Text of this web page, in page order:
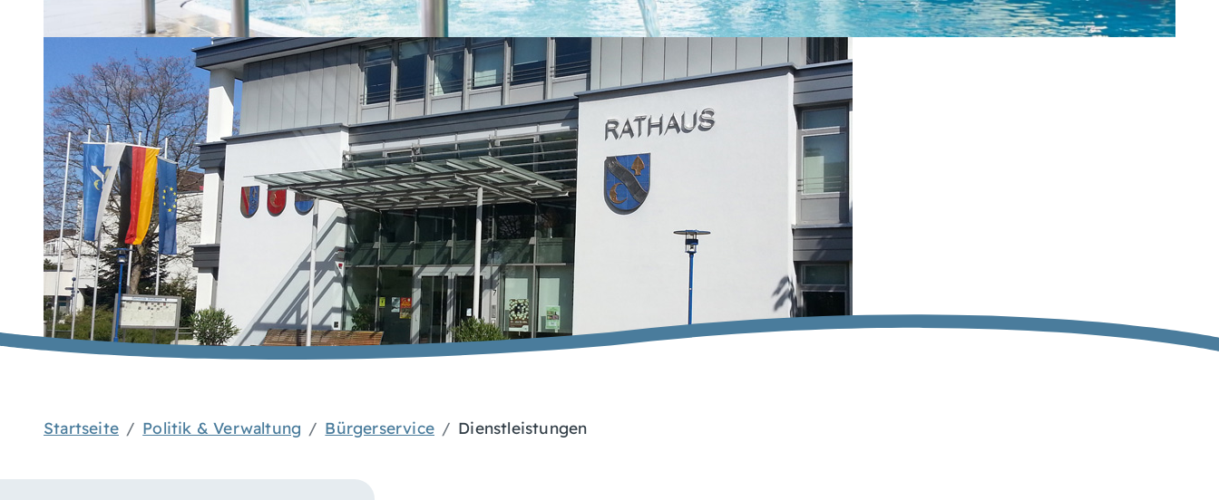
Startseite Politik & Verwaltung Bürgerservice Dienstleistungen